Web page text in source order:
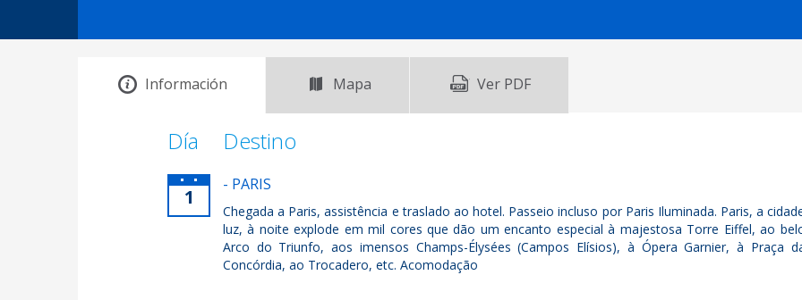
Información Mapa Ver PDF
Día Destino
1
- PARIS
Chegada a Paris, assistência e traslado ao hotel. Passeio incluso por Paris Iluminada. Paris, a
luz, à noite explode em mil cores que dão um encanto especial à majestosa Torre Eiffel, ao
Arco do Triunfo, aos imensos Champs-Élysées (Campos Elísios), à Ópera Garnier, à Praça
Concórdia, ao Trocadero, etc. Acomodação